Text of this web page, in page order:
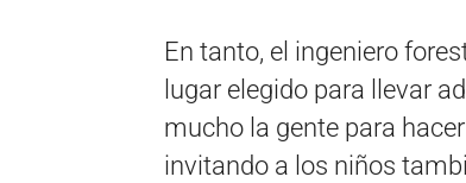
En tanto, el ingeniero
lugar elegido para llevar
mucho la gente para
invitando a los niños